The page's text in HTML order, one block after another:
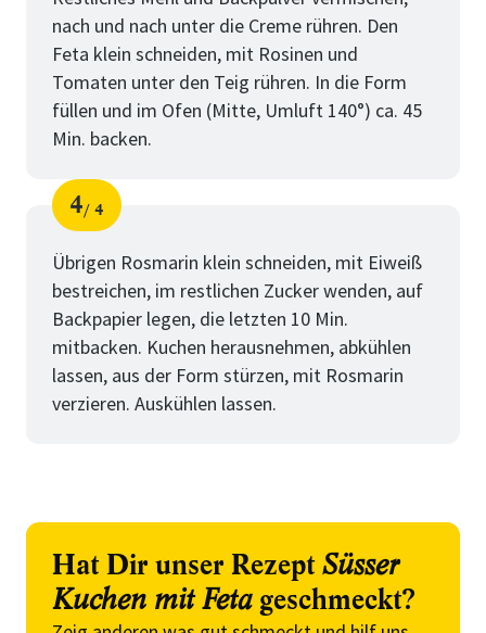
nach und nach unter die Creme rühren. Den
Feta klein schneiden, mit Rosinen und
Tomaten unter den Teig rühren. In die Form
füllen und im Ofen (Mitte, Umluft 140°) ca. 45
Min. backen.
Schritt
4
von
4
Übrigen Rosmarin klein schneiden, mit Eiweiß
bestreichen, im restlichen Zucker wenden, auf
Backpapier legen, die letzten 10 Min.
mitbacken. Kuchen herausnehmen, abkühlen
lassen, aus der Form stürzen, mit Rosmarin
verzieren. Auskühlen lassen.
Hat Dir unser Rezept Süsser
Kuchen mit Fetageschmeckt?